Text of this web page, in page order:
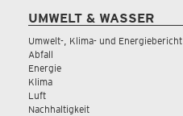
UMWELT & WASSER
Umwelt-, Klima- und Energiebericht
Abfall
Energie
Klima
Luft
Nachhaltigkeit